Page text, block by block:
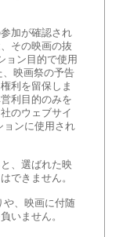
加が確認され
その映画の抜
ョン目的で使用
映画祭の予告
利を留保しま
利目的のみを
のウェブサイ
ョンに使用され
、選ばれた映
できません。
、映画に付随
いません。